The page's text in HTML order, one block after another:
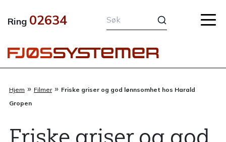
rett
innholdet
Ring 02634
Hjem » Filmer» Friske griser og god lønnsomhet hos Harald
Gropen